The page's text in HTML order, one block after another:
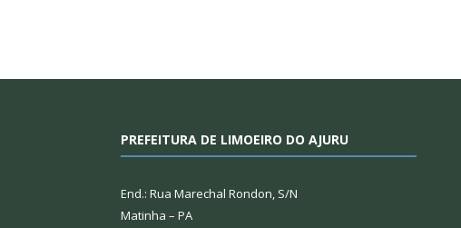
PREFEITURA DE LIMOEIRO DO AJURU
End.: Rua Marechal Rondon, S/N
Matinha – PA